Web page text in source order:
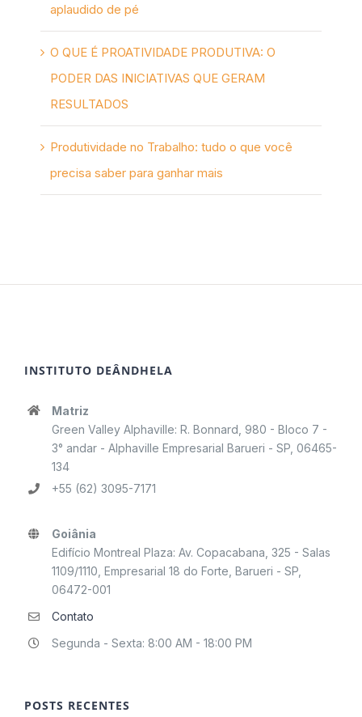
aplaudido de pé
O QUE É PROATIVIDADE PRODUTIVA: O
PODER DAS INICIATIVAS QUE GERAM
RESULTADOS
Produtividade no Trabalho: tudo o que você
precisa saber para ganhar mais
INSTITUTO DEÂNDHELA
Matriz
Green Valley Alphaville: R. Bonnard, 980 - Bloco 7 -
3° andar - Alphaville Empresarial Barueri - SP, 06465-
134
+55 (62) 3095-7171
Goiânia
Edifício Montreal Plaza: Av. Copacabana, 325 - Salas
1109/1110, Empresarial 18 do Forte, Barueri - SP,
06472-001
Contato
Segunda - Sexta: 8:00 AM - 18:00 PM
POSTS RECENTES